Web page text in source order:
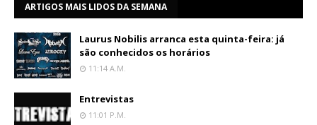
ARTIGOS MAIS LIDOS DA SEMANA
Laurus Nobilis arranca esta quinta-feira: já
são conhecidos os horários
11:14 A.m.
Entrevistas
11:01 P.m.